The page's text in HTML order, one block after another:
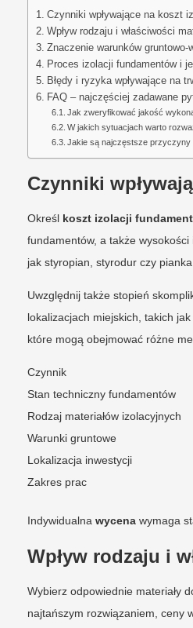
Czynniki wpływające na koszt
Wpływ rodzaju i właściwości
Znaczenie warunków
Proces izolacji fundamentów i
Błędy i ryzyka wpływające na
FAQ – najczęściej zadawane
Jak zweryfikować jakość
W jakich sytuacjach warto
Jakie są najczęstsze przyczyny
Czynniki
Określ koszt izolacji
fundamentów, a także
jak styropian, styrodur czy
Uwzględnij także stopień
lokalizacjach miejskich, takich
które mogą obejmować różne
Czynnik
Stan techniczny fundamentów
Rodzaj materiałów izolacyjnych
Warunki gruntowe
Lokalizacja inwestycji
Zakres prac
Indywidualna wycena wymaga
Wpływ rodzaju i
Wybierz odpowiednie materiały
najtańszym rozwiązaniem, ceny